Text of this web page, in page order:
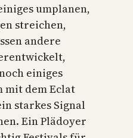
umplanen,
streichen,
andere
einiges
mit dem Eclat
starkes Signal
Ein Plädoyer